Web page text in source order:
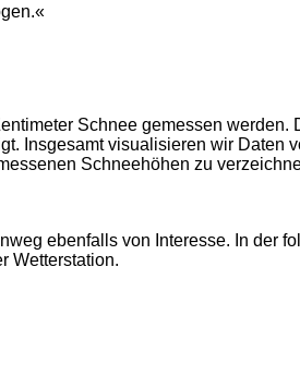
Schnee gemessen werden.
Insgesamt visualisieren wir Daten
Schneehöhen zu
ebenfalls von Interesse. In der
Wetterstation.